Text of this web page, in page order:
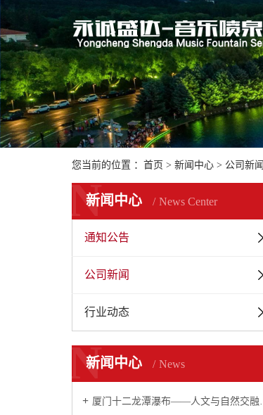
您当前的位置 ： 首页 > 新闻中心 > 公司新闻
新闻中心 News Center
N
通知公告
公司新闻
行业动态
新闻中心 News
N
厦门十二龙潭瀑布——人文与自然交融的瀑布...